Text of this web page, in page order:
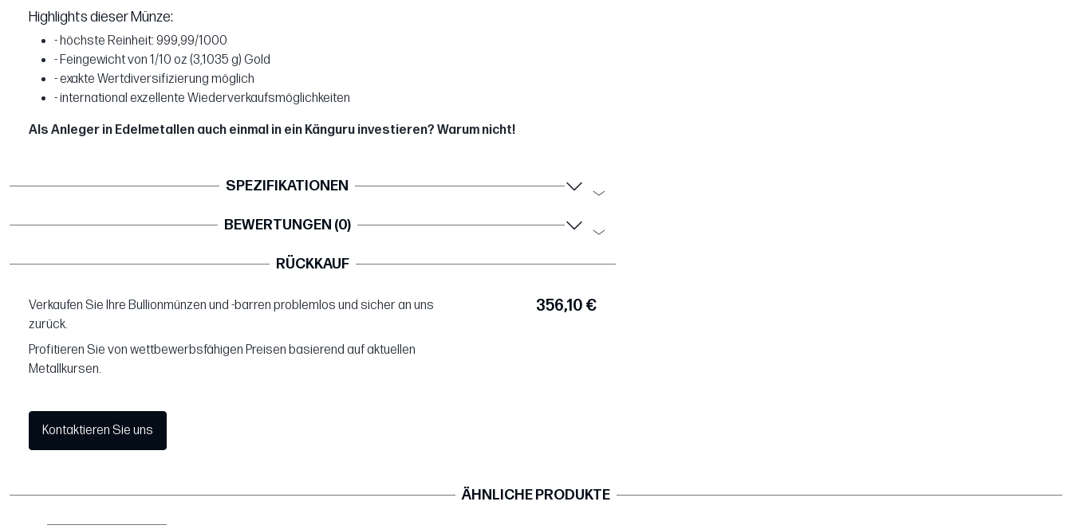
Highlights dieser Münze:
- höchste Reinheit: 999,99/1000
- Feingewicht von 1/10 oz (3,1035 g) Gold
- exakte Wertdiversifizierung möglich
- international exzellente Wiederverkaufsmöglichkeiten
Als Anleger in Edelmetallen auch einmal in ein Känguru investieren? Warum nicht!
SPEZIFIKATIONEN
BEWERTUNGEN (0)
RÜCKKAUF
356,10 €
Verkaufen Sie Ihre Bullionmünzen und -barren problemlos und sicher an uns
zurück.
Profitieren Sie von wettbewerbsfähigen Preisen basierend auf aktuellen
Metallkursen.
Kontaktieren Sie uns
ÄHNLICHE PRODUKTE